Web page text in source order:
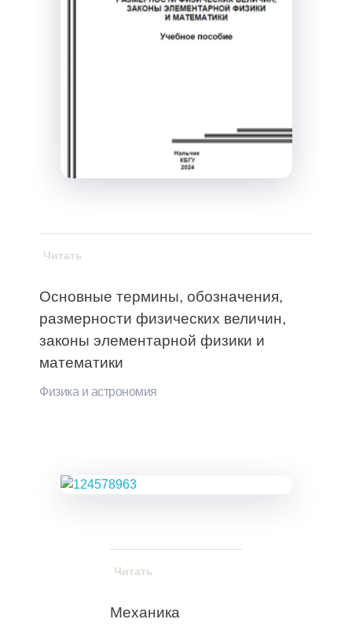
Основные термины, обозначения,
размерности физических величин,
законы элементарной физики и
математики
Физика и астрономия
Читать
Механика
Читать